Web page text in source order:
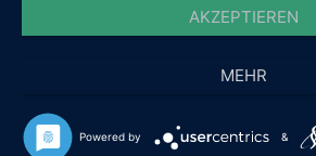
AKZEPTIEREN
MEHR
Powered by &